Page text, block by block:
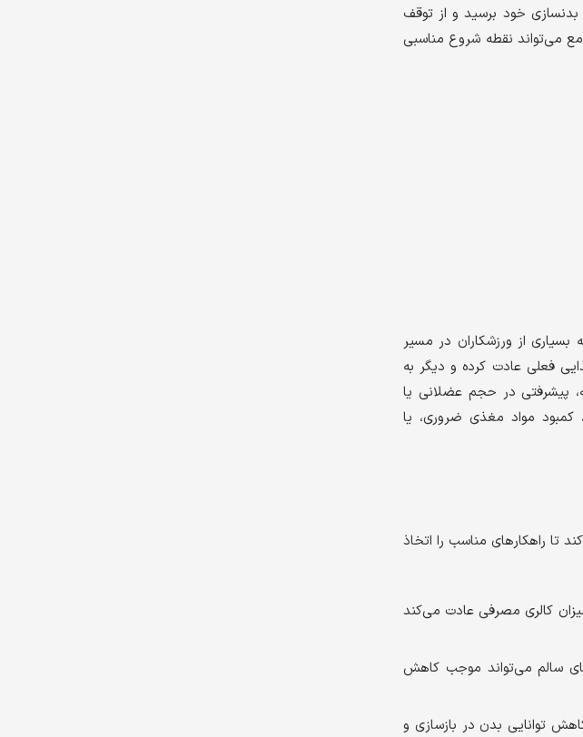
بدنسازی خود برسید و از توقف
می‌تواند نقطه شروع مناسبی
از ورزشکاران در مسیر
فعلی عادت کرده و دیگر به
پیشرفتی در حجم عضلانی یا
مواد مغذی ضروری، یا
تا راهکارهای مناسب را اتخاذ
کالری مصرفی عادت می‌کند
سالم می‌تواند موجب کاهش
توانایی بدن در بازسازی و